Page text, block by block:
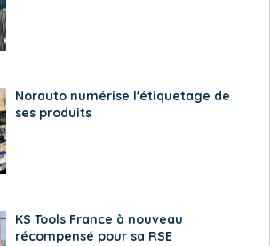
Norauto numérise l'étiquetage de
ses produits
KS Tools France à nouveau
récompensé pour sa RSE